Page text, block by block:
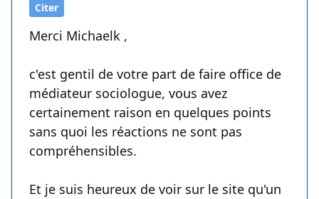
Citer
Merci Michaelk ,
c'est gentil de votre part de faire office de
médiateur sociologue, vous avez
certainement raison en quelques points
sans quoi les réactions ne sont pas
compréhensibles.
Et je suis heureux de voir sur le site qu'un